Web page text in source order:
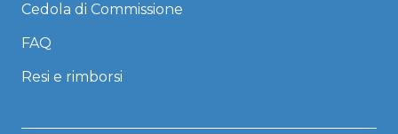
Cedola di Commissione
FAQ
Resi e rimborsi